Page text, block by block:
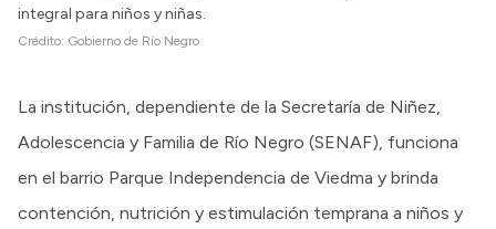
integral para niños y niñas.
Crédito: Gobierno de Río Negro
La institución, dependiente de la Secretaría de Niñez,
Adolescencia y Familia de Río Negro (SENAF), funciona
en el barrio Parque Independencia de Viedma y brinda
contención, nutrición y estimulación temprana a niños y